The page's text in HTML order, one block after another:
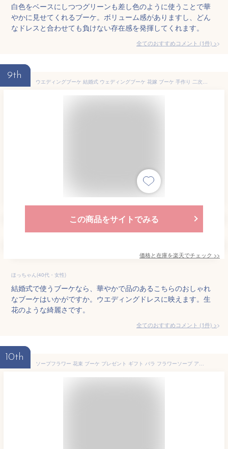
白色をベースにしつつグリーンも差し色のように使うことで華
やかに見せてくれるブーケ。ボリューム感がありますし、どん
なドレスと合わせても負けない存在感を発揮してくれます。
全てのおすすめコメント (1件) >
9th
ウエディングブーケ 結婚式 ウェディングブーケ 花嫁 ブーケ 手作り 二次会 ブライダルブーケ 造花 キャスケードブーケ エレガント 海外挙式 【送料無料】
この商品をサイトでみる
価格と在庫を楽天でチェック >>
ほっちゃん(40代・女性)
結婚式で使うブーケなら、華やかで品のあるこちらのおしゃれ
なブーケはいかがですか。ウエディングドレスに映えます。生
花のような綺麗さです。
全てのおすすめコメント (1件) >
10th
ソープフラワー 花束 ブーケ プレゼント ギフト バラ フラワーソープ アレンジメント 造花 誕生日 発表会 結構祝い 還暦 お祝い 退職 お礼 お見舞い 女性 人気 枯れない お供え お悔やみ ペット 花 送料無料 喜寿 紫 米寿 青 赤 父の日 誕プレ 病院 2000円 ｜カラーブーケ